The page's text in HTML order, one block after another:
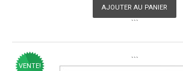
AJOUTER AU PANIER
```
```
VENTE!